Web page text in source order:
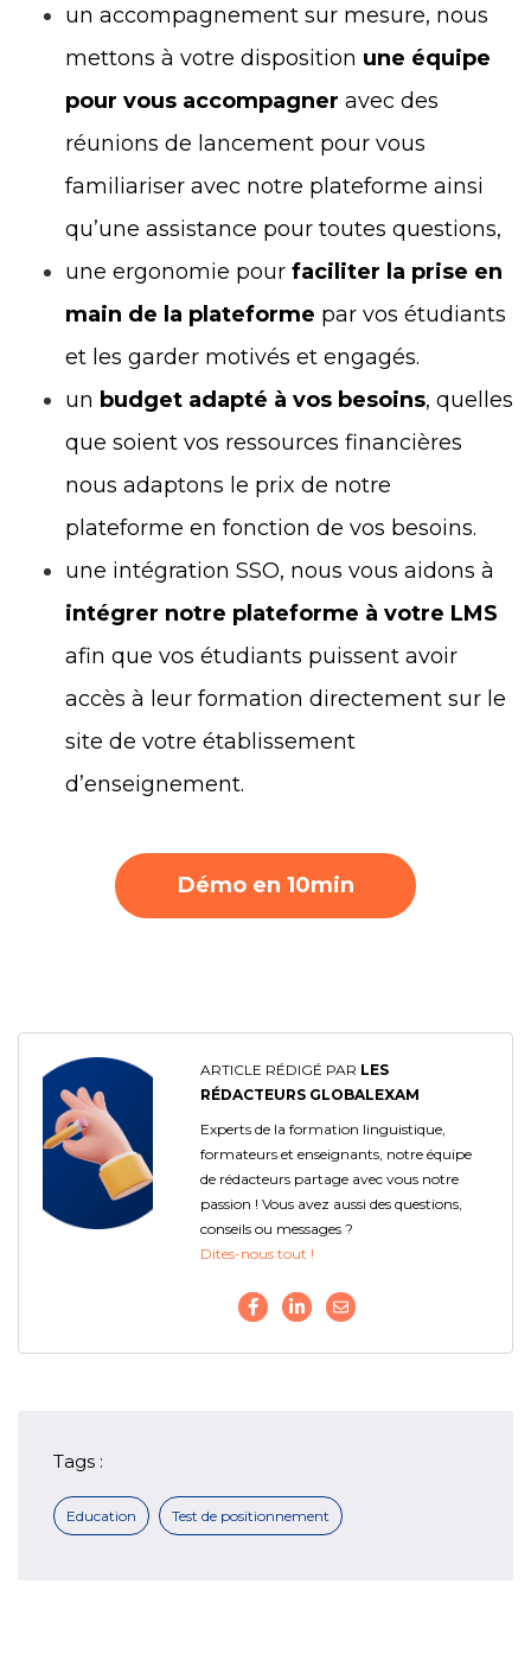
un accompagnement sur mesure, nous
mettons à votre disposition une équipe
pour vous accompagner avec des
réunions de lancement pour vous
familiariser avec notre plateforme ainsi
qu’une assistance pour toutes questions,
une ergonomie pour faciliter la prise en
main de la plateforme par vos étudiants
et les garder motivés et engagés.
un budget adapté à vos besoins, quelles
que soient vos ressources financières
nous adaptons le prix de notre
plateforme en fonction de vos besoins.
une intégration SSO, nous vous aidons à
intégrer notre plateforme à votre LMS
afin que vos étudiants puissent avoir
accès à leur formation directement sur le
site de votre établissement
d’enseignement.
Démo en 10min
ARTICLE RÉDIGÉ PAR LES
RÉDACTEURS GLOBALEXAM
Experts de la formation linguistique,
formateurs et enseignants, notre équipe
de rédacteurs partage avec vous notre
passion ! Vous avez aussi des questions,
conseils ou messages ?
Dites-nous tout !
Tags :
Education Test de positionnement